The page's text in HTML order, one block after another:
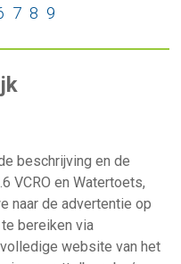
7 8 9
beschrijving en de
VCRO en Watertoets,
naar de advertentie op
bereiken via
website van het